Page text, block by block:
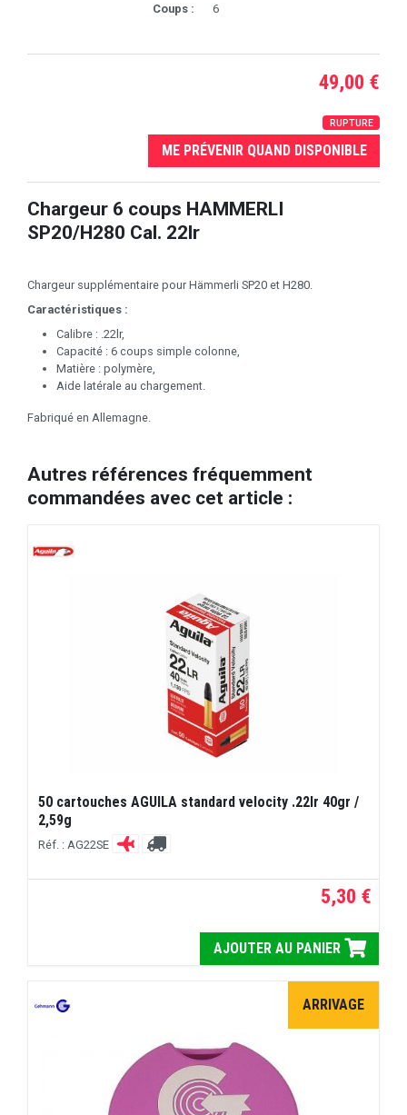
Coups :
6
49,00 €
RUPTURE
ME PRÉVENIR QUAND DISPONIBLE
Chargeur 6 coups HAMMERLI
SP20/H280 Cal. 22lr
Chargeur supplémentaire pour Hämmerli SP20 et H280.
Caractéristiques :
Calibre : .22lr,
Capacité : 6 coups simple colonne,
Matière : polymère,
Aide latérale au chargement.
Fabriqué en Allemagne.
Autres références fréquemment
commandées avec cet article :
50 cartouches AGUILA standard velocity .22lr 40gr /
2,59g
Réf. : AG22SE
5,30 €
AJOUTER AU PANIER
ARRIVAGE